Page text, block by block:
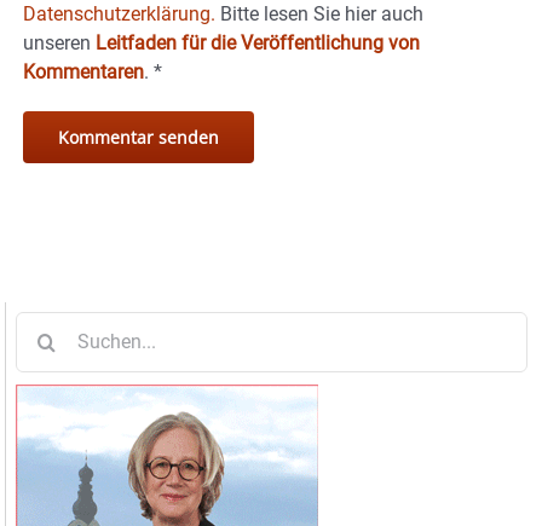
Datenschutzerklärung. Bitte lesen Sie hier auch
unseren Leitfaden für die Veröffentlichung von
Kommentaren. *
nach: